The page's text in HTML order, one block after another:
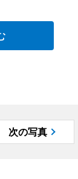
次の写真